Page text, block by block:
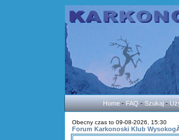
Home-FAQ-Szukaj-
Obecny czas to 09-08-2026, 15:30
Forum Karkonoski Klub